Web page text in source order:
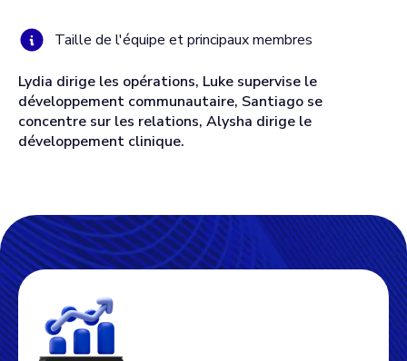
Taille de l'équipe et principaux membres
Lydia dirige les opérations, Luke supervise le
développement communautaire, Santiago se
concentre sur les relations, Alysha dirige le
développement clinique.